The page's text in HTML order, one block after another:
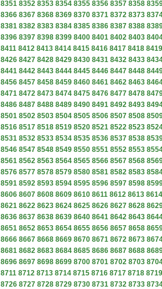
8351 8352 8353 8354 8355 8356 8357 8358
8366 8367 8368 8369 8370 8371 8372 8373
8381 8382 8383 8384 8385 8386 8387 8388
8396 8397 8398 8399 8400 8401 8402 8403
8411 8412 8413 8414 8415 8416 8417 8418 8419
8426 8427 8428 8429 8430 8431 8432 8433
8441 8442 8443 8444 8445 8446 8447 8448
8456 8457 8458 8459 8460 8461 8462 8463
8471 8472 8473 8474 8475 8476 8477 8478
8486 8487 8488 8489 8490 8491 8492 8493
8501 8502 8503 8504 8505 8506 8507 8508
8516 8517 8518 8519 8520 8521 8522 8523
8531 8532 8533 8534 8535 8536 8537 8538
8546 8547 8548 8549 8550 8551 8552 8553
8561 8562 8563 8564 8565 8566 8567 8568
8576 8577 8578 8579 8580 8581 8582 8583
8591 8592 8593 8594 8595 8596 8597 8598
8606 8607 8608 8609 8610 8611 8612 8613 8614
8621 8622 8623 8624 8625 8626 8627 8628
8636 8637 8638 8639 8640 8641 8642 8643
8651 8652 8653 8654 8655 8656 8657 8658
8666 8667 8668 8669 8670 8671 8672 8673
8681 8682 8683 8684 8685 8686 8687 8688
8696 8697 8698 8699 8700 8701 8702 8703
8711 8712 8713 8714 8715 8716 8717 8718 8719
8726 8727 8728 8729 8730 8731 8732 8733